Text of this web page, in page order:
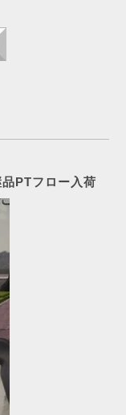
PTフロー入荷